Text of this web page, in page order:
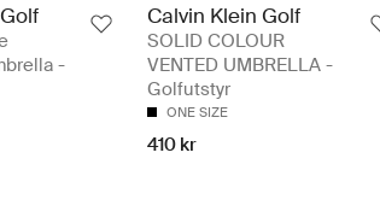
-
Calvin Klein Golf
SOLID COLOUR
VENTED UMBRELLA -
Golfutstyr
ONE SIZE
410 kr